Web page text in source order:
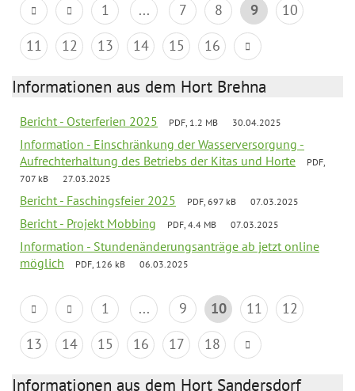
1 ... 7 8 9
10
11
12 13 14 15 16
Informationen aus dem Hort Brehna
Bericht - Osterferien 2025 PDF, 1.2 MB 30.04.2025
Information - Einschränkung der Wasserversorgung -
Aufrechterhaltung des Betriebs der Kitas und Horte
PDF,
707 kB
27.03.2025
Bericht - Faschingsfeier 2025 PDF, 697 kB 07.03.2025
Bericht - Projekt Mobbing PDF, 4.4 MB 07.03.2025
Information - Stundenänderungsanträge ab jetzt online
möglich
PDF, 126 kB 06.03.2025
1 ... 9 10 11
12
13
14 15 16 17 18
Informationen aus dem Hort Sandersdorf